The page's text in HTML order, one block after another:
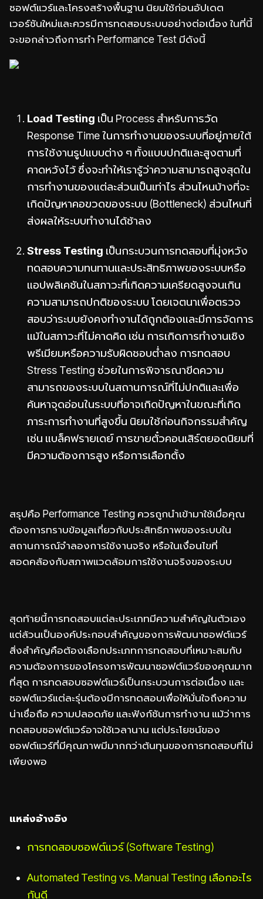
ซอฟต์แวร์และโครงสร้างพื้นฐาน นิยมใช้ก่อนอัปเดต
เวอร์ชันใหม่และควรมีการทดสอบระบบอย่างต่อเนื่อง ในที่นี้
จะขอกล่าวถึงการทำ Performance Test มีดังนี้
Load Testing เป็น Process สำหรับการวัด
Response Time ในการทำงานของระบบที่อยู่ภายใต้
การใช้งานรูปแบบต่าง ๆ ทั้งแบบปกติและสูงตามที่
คาดหวังไว้ ซึ่งจะทำให้เรารู้ว่าความสามารถสูงสุดใน
การทำงานของแต่ละส่วนเป็นเท่าไร ส่วนไหนบ้างที่จะ
เกิดปัญหาคอขวดของระบบ (Bottleneck) ส่วนไหนที่
ส่งผลให้ระบบทำงานได้ช้าลง
Stress Testing เป็นกระบวนการทดสอบที่มุ่งหวัง
ทดสอบความทนทานและประสิทธิภาพของระบบหรือ
แอปพลิเคชันในสภาวะที่เกิดความเครียดสูงจนเกิน
ความสามารถปกติของระบบ โดยเจตนาเพื่อตรวจ
สอบว่าระบบยังคงทำงานได้ถูกต้องและมีการจัดการ
แม้ในสภาวะที่ไม่คาดคิด เช่น การเกิดการทำงานเชิง
พรีเมียมหรือความรับผิดชอบต่ำลง การทดสอบ
Stress Testing ช่วยในการพิจารณาขีดความ
สามารถของระบบในสถานการณ์ที่ไม่ปกติและเพื่อ
ค้นหาจุดอ่อนในระบบที่อาจเกิดปัญหาในขณะที่เกิด
ภาระการทำงานที่สูงขึ้น นิยมใช้ก่อนกิจกรรมสำคัญ
เช่น แบล็คฟรายเดย์ การขายตั๋วคอนเสิร์ตยอดนิยมที่
มีความต้องการสูง หรือการเลือกตั้ง
สรุปคือ Performance Testing ควรถูกนำเข้ามาใช้เมื่อคุณ
ต้องการทราบข้อมูลเกี่ยวกับประสิทธิภาพของระบบใน
สถานการณ์จำลองการใช้งานจริง หรือในเงื่อนไขที่
สอดคล้องกับสภาพแวดล้อมการใช้งานจริงของระบบ
สุดท้ายนี้การทดสอบแต่ละประเภทมีความสำคัญในตัวเอง
แต่ล้วนเป็นองค์ประกอบสำคัญของการพัฒนาซอฟต์แวร์
สิ่งสำคัญคือต้องเลือกประเภทการทดสอบที่เหมาะสมกับ
ความต้องการของโครงการพัฒนาซอฟต์แวร์ของคุณมาก
ที่สุด การทดสอบซอฟต์แวร์เป็นกระบวนการต่อเนื่อง และ
ซอฟต์แวร์แต่ละรุ่นต้องมีการทดสอบเพื่อให้มั่นใจถึงความ
น่าเชื่อถือ ความปลอดภัย และฟังก์ชันการทำงาน แม้ว่าการ
ทดสอบซอฟต์แวร์อาจใช้เวลานาน แต่ประโยชน์ของ
ซอฟต์แวร์ที่มีคุณภาพมีมากกว่าต้นทุนของการทดสอบที่ไม่
เพียงพอ
แหล่งอ้างอิง
การทดสอบซอฟต์แวร์ (Software Testing)
Automated Testing vs. Manual Testing เลือกอะไร
กันดี